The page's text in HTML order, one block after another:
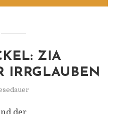
ZIA
IRRGLAUBEN